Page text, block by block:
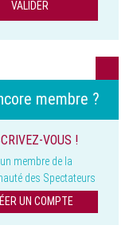
membre ?
VOUS !
membre de la
des Spectateurs
UN COMPTE